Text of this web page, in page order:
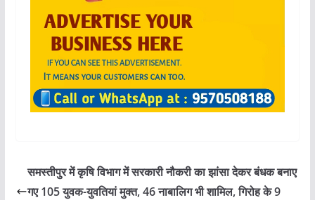
समस्तीपुर में कृषि विभाग में सरकारी नौकरी का झांसा देकर बंधक बनाए
गए 105 युवक-युवतियां मुक्त, 46 नाबालिग भी शामिल, गिरोह के 9